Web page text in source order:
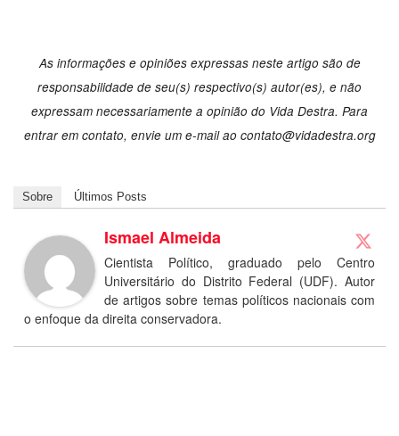
As informações e opiniões expressas neste artigo são de
responsabilidade de seu(s) respectivo(s) autor(es), e não
expressam necessariamente a opinião do Vida Destra. Para
entrar em contato, envie um e-mail ao contato@vidadestra.org
Sobre Últimos Posts
Ismael Almeida
Cientista Político, graduado pelo Centro
Universitário do Distrito Federal (UDF). Autor
de artigos sobre temas políticos nacionais com
o enfoque da direita conservadora.